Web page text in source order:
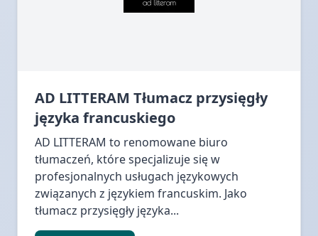
AD LITTERAM Tłumacz przysięgły
języka francuskiego
AD LITTERAM to renomowane biuro
tłumaczeń, które specjalizuje się w
profesjonalnych usługach językowych
związanych z językiem francuskim. Jako
tłumacz przysięgły języka...